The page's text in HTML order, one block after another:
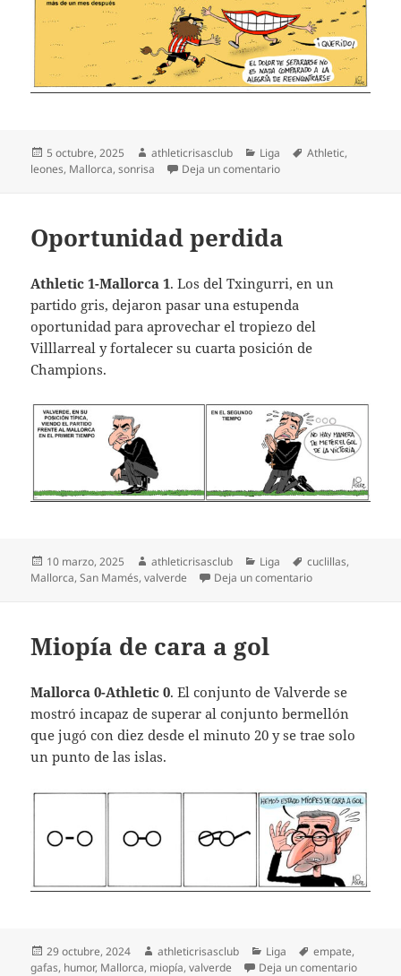
Publicado
el
5 octubre, 2025 Autor
athleticrisasclub Categorías
Liga Etiquetas
Athletic,
leones, Mallorca,sonrisa Deja un comentarioen Vuelve la sonrisa al
Oportunidad perdida
Athletic 1-Mallorca 1. Los del Txingurri, en un
partido gris, dejaron pasar una estupenda
oportunidad para aprovechar el tropiezo del
Villlarreal y fortalecer su cuarta posición de
Champions.
Publicado
el
10 marzo, 2025 Autor
athleticrisasclub Categorías
Liga Etiquetas
cuclillas,
Mallorca,San Mamés,valverde Deja un comentarioen Oportunidad
Miopía de cara a gol
Mallorca 0-Athletic 0. El conjunto de Valverde se
mostró incapaz de superar al conjunto bermellón
que jugó con diez desde el minuto 20 y se trae solo
un punto de las islas.
Publicado
el
29 octubre, 2024 Autor
athleticrisasclub Categorías
Liga Etiquetas
empate,
gafas, humor, Mallorca, miopía,valverde Deja un comentarioen